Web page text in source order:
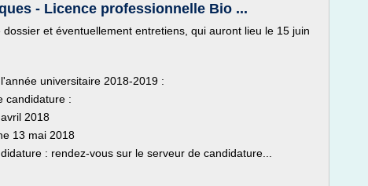
- Licence professionnelle Bio ...
et éventuellement entretiens, qui auront lieu le 15 juin
universitaire 2018-2019 :
candidature :
2018
13 mai 2018
: rendez-vous sur le serveur de candidature...